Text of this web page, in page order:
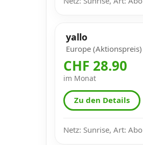
yallo
Europe (Aktionspreis)
CHF 28.90
im Monat
Zu den Details
Netz: Sunrise, Art: Abo